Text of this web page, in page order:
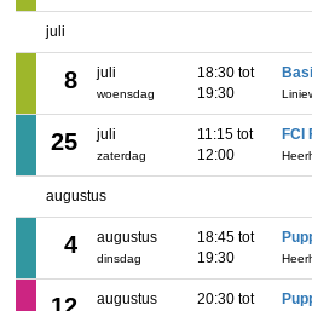
juli
8 juli
woensdag
18:30 tot
19:30
25 juli
zaterdag
11:15 tot
12:00
FCI
augustus
4 augustus
dinsdag
18:45 tot
19:30
augustus
20:30 tot